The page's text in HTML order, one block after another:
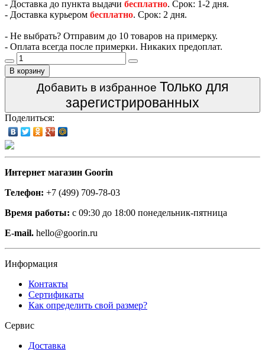
- Доставка до пункта выдачи бесплатно. Срок: 1-2 дня.
- Доставка курьером бесплатно. Срок: 2 дня.
- Не выбрать? Отправим до 10 товаров на примерку.
- Оплата всегда после примерки. Никаких предоплат.
В корзину
Добавить в избранное Только для
зарегистрированных
Поделиться:
Интернет магазин Goorin
Телефон: +7 (499) 709-78-03
Время работы: с 09:30 до 18:00 понедельник-пятница
E-mail. hello@goorin.ru
Информация
Контакты
Сертификаты
Как определить свой размер?
Сервис
Доставка